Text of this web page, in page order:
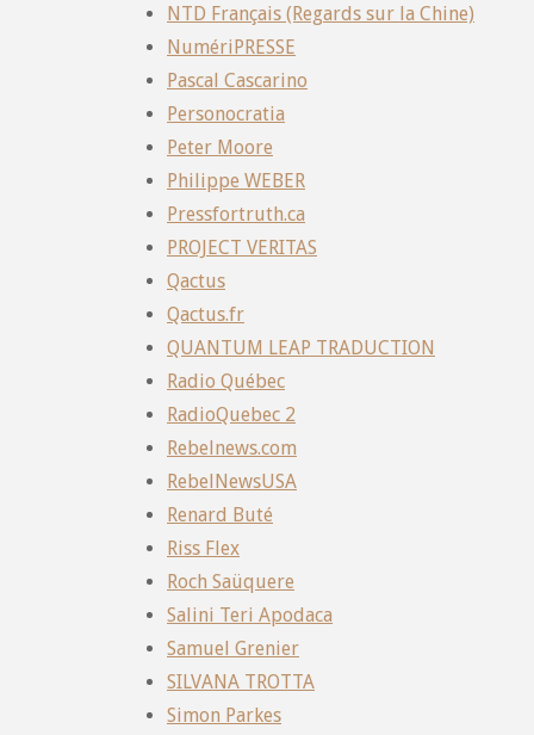
NTD Français (Regards sur la Chine)
NumériPRESSE
Pascal Cascarino
Personocratia
Peter Moore
Philippe WEBER
Pressfortruth.ca
PROJECT VERITAS
Qactus
Qactus.fr
QUANTUM LEAP TRADUCTION
Radio Québec
RadioQuebec 2
Rebelnews.com
RebelNewsUSA
Renard Buté
Riss Flex
Roch Saüquere
Salini Teri Apodaca
Samuel Grenier
SILVANA TROTTA
Simon Parkes